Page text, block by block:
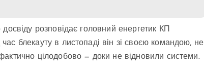
розповідає головний енергетик КП
блекауту в листопаді він зі своєю командою, не
цілодобово — доки не відновили системи.